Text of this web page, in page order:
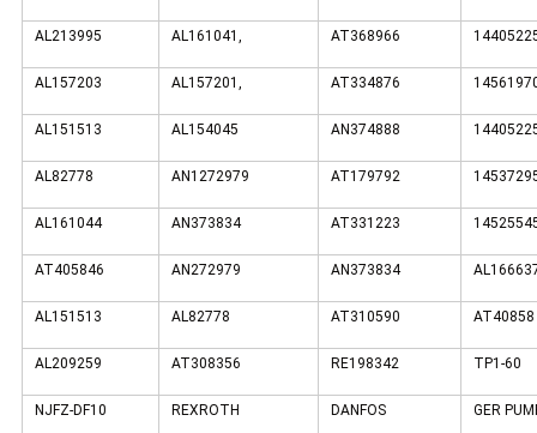
AL213995 AL161041, AT368966
AL157203 AL157201, AT334876
AL151513 AL154045 AN374888
AL82778 AN1272979 AT179792
AL161044 AN373834 AT331223
AT405846 AN272979 AN373834
AL151513 AL82778 AT310590 AT40858
AL209259 AT308356 RE198342 TP1-60
NJFZ-DF10 REXROTH DANFOS GER